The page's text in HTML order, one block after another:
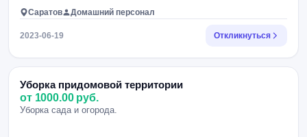
Саратов Домашний персонал
2023-06-19 Откликнуться
Уборка придомовой территории
от 1000.00 руб.
Уборка сада и огорода.